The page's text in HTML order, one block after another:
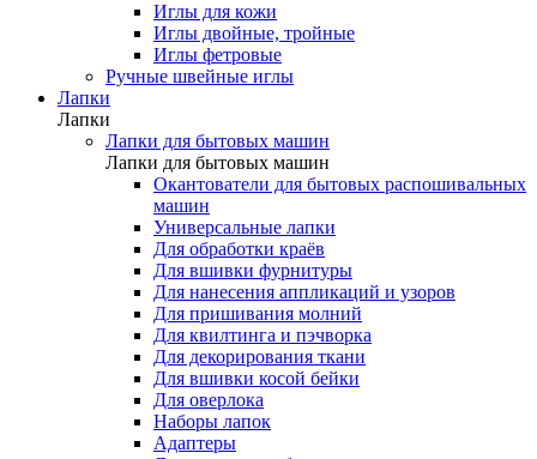
Иглы для кожи
Иглы двойные, тройные
Иглы фетровые
Ручные швейные иглы
Лапки
Лапки
Лапки для бытовых машин
Лапки для бытовых машин
Окантователи для бытовых распошивальных
машин
Универсальные лапки
Для обработки краёв
Для вшивки фурнитуры
Для нанесения аппликаций и узоров
Для пришивания молний
Для квилтинга и пэчворка
Для декорирования ткани
Для вшивки косой бейки
Для оверлока
Наборы лапок
Адаптеры